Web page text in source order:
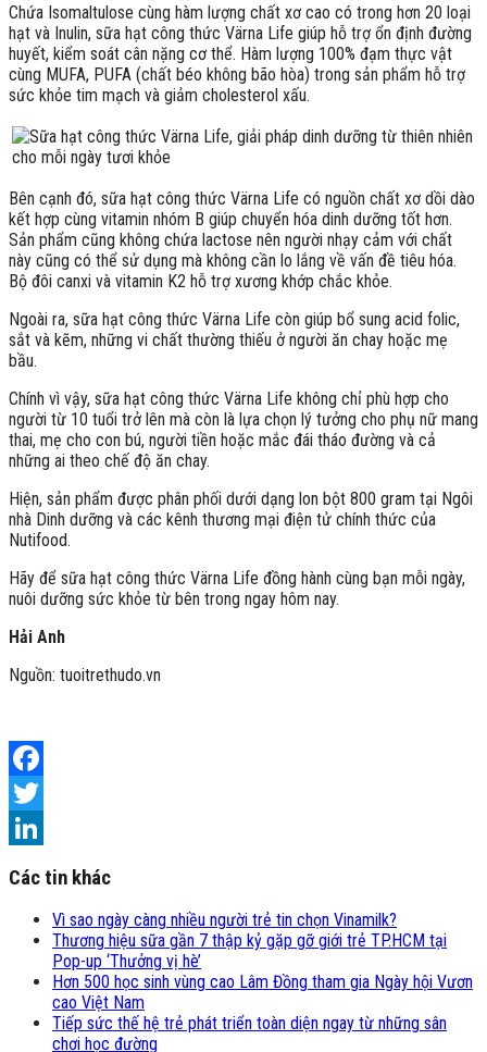
Chứa Isomaltulose cùng hàm lượng chất xơ cao có trong hơn 20 loại
hạt và Inulin, sữa hạt công thức Värna Life giúp hỗ trợ ổn định đường
huyết, kiểm soát cân nặng cơ thể. Hàm lượng 100% đạm thực vật
cùng MUFA, PUFA (chất béo không bão hòa) trong sản phẩm hỗ trợ
sức khỏe tim mạch và giảm cholesterol xấu.
Bên cạnh đó, sữa hạt công thức Värna Life có nguồn chất xơ dồi dào
kết hợp cùng vitamin nhóm B giúp chuyển hóa dinh dưỡng tốt hơn.
Sản phẩm cũng không chứa lactose nên người nhạy cảm với chất
này cũng có thể sử dụng mà không cần lo lắng về vấn đề tiêu hóa.
Bộ đôi canxi và vitamin K2 hỗ trợ xương khớp chắc khỏe.
Ngoài ra, sữa hạt công thức Värna Life còn giúp bổ sung acid folic,
sắt và kẽm, những vi chất thường thiếu ở người ăn chay hoặc mẹ
bầu.
Chính vì vậy, sữa hạt công thức Värna Life không chỉ phù hợp cho
người từ 10 tuổi trở lên mà còn là lựa chọn lý tưởng cho phụ nữ mang
thai, mẹ cho con bú, người tiền hoặc mắc đái tháo đường và cả
những ai theo chế độ ăn chay.
Hiện, sản phẩm được phân phối dưới dạng lon bột 800 gram tại Ngôi
nhà Dinh dưỡng và các kênh thương mại điện tử chính thức của
Nutifood.
Hãy để sữa hạt công thức Värna Life đồng hành cùng bạn mỗi ngày,
nuôi dưỡng sức khỏe từ bên trong ngay hôm nay.
Hải Anh
Nguồn: tuoitrethudo.vn
Facebook
Twitter
Các tin khác
Vì sao ngày càng nhiều người trẻ tin chọn Vinamilk?
Thương hiệu sữa gần 7 thập kỷ gặp gỡ giới trẻ TP.HCM tại
Pop-up ‘Thưởng vị hè’
Hơn 500 học sinh vùng cao Lâm Đồng tham gia Ngày hội Vươn
cao Việt Nam
Tiếp sức thế hệ trẻ phát triển toàn diện ngay từ những sân
chơi học đường